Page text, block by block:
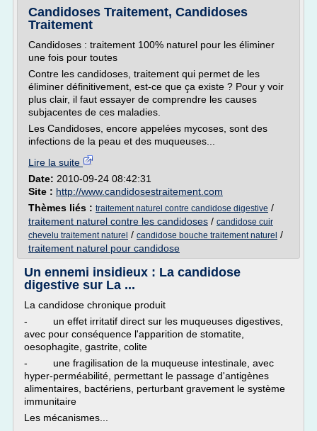
Candidoses Traitement, Candidoses
Traitement
Candidoses : traitement 100% naturel pour les éliminer
une fois pour toutes
Contre les candidoses, traitement qui permet de les
éliminer définitivement, est-ce que ça existe ? Pour y voir
plus clair, il faut essayer de comprendre les causes
subjacentes de ces maladies.
Les Candidoses, encore appelées mycoses, sont des
infections de la peau et des muqueuses...
Lire la suite
Date: 2010-09-24 08:42:31
Site : http://www.candidosestraitement.com
Thèmes liés : traitement naturel contre candidose digestive /
traitement naturel contre les candidoses / candidose cuir
chevelu traitement naturel / candidose bouche traitement naturel /
traitement naturel pour candidose
Un ennemi insidieux : La candidose
digestive sur La ...
La candidose chronique produit
- un effet irritatif direct sur les muqueuses digestives,
avec pour conséquence l'apparition de stomatite,
oesophagite, gastrite, colite
- une fragilisation de la muqueuse intestinale, avec
hyper-perméabilité, permettant le passage d'antigènes
alimentaires, bactériens, perturbant gravement le système
immunitaire
Les mécanismes...